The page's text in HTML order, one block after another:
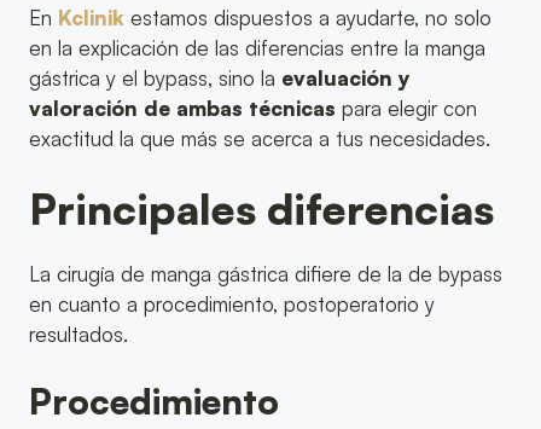
En Kclinik estamos dispuestos a ayudarte, no solo
en la explicación de las diferencias entre la manga
gástrica y el bypass, sino la evaluación y
valoración de ambas técnicas para elegir con
exactitud la que más se acerca a tus necesidades.
Principales diferencias
La cirugía de manga gástrica difiere de la de bypass
en cuanto a procedimiento, postoperatorio y
resultados.
Procedimiento